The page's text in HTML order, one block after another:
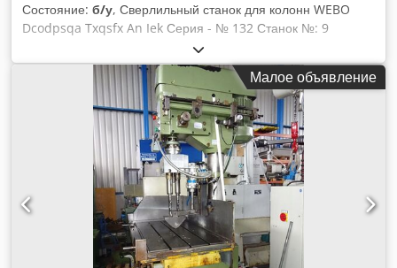
Состояние: б/у, Сверлильный станок для колонн WEBO
Dcodpsqa Txqsfx An Iek Серия - № 132 Станок №: 9
Мощность сверления 50 мм Конус шпинделя MK 5 -
длинная пиноль горловина 430 мм ход шпинделя 280 мм
Регулировка высоты сверлильной головки 500 мм Размер
стола Ø 725 мм Расстояние между сверлильным
шпинделем и столом макс. 740 мм Расстояние между
сверлильным шпинделем и зажимной поверхностью на
станине станка макс. 1240 мм Скорость вращения
шпинделя 55-820 об/мин Ступень подачи 1 0,13 - 0,2 - 0,27
- 0,4 мм/об. Ступень подачи 2 0,6 - 0,83 - 1,17 - 1,8 мм/об.
Диаметр колонны 300 мм Мощность двигателя 2,8 / 3,6 кВт
с переключением полюсов Подключение к сети 380 Вольт,
50 Гц - Скорость вращения шпинделя через 2 скорости
Малое объявление